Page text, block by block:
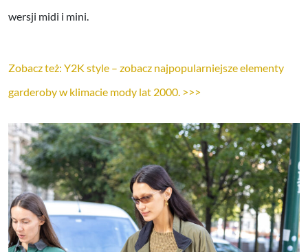
wersji midi i mini.
Zobacz też: Y2K style – zobacz najpopularniejsze elementy
garderoby w klimacie mody lat 2000. >>>